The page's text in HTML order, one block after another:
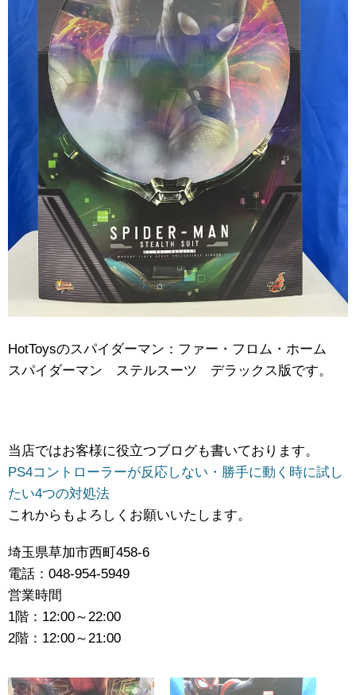
HotToysのスパイダーマン：ファー・フロム・ホーム
スパイダーマン ステルスーツ デラックス版です。
当店ではお客様に役立つブログも書いております。
PS4コントローラーが反応しない・勝手に動く時に試し
たい4つの対処法
これからもよろしくお願いいたします。
埼玉県草加市西町458-6
電話：048-954-5949
営業時間
1階：12:00～22:00
2階：12:00～21:00